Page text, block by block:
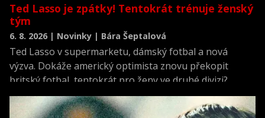
Ted Lasso je zpátky! Tentokrát trénuje ženský
tým
6. 8. 2026 | Novinky | Bára Šeptalová
Ted Lasso v supermarketu, dámský fotbal a nová
výzva. Dokáže americký optimista znovu překopit
britský fotbal, tentokrát pro ženy ve druhé divizi?